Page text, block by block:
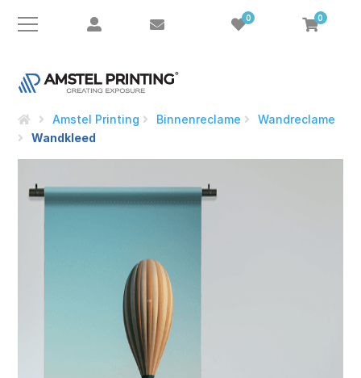
0 0
Amstel Printing Binnenreclame
Wandreclame
Wandkleed